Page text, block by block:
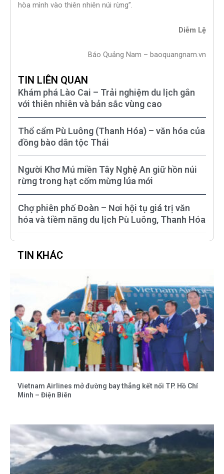
hòa mình vào thiên nhiên núi rừng”.
Diễm Lệ
Báo Quảng Nam – baoquangnam.vn
TIN LIÊN QUAN
Khám phá Lào Cai – Trải nghiệm du lịch gắn
với thiên nhiên và bản sắc vùng cao
Thổ cẩm Pù Luông (Thanh Hóa) – văn hóa của
đồng bào dân tộc Thái
Người Khơ Mú miền Tây Nghệ An giữ hồn núi
rừng trong hạt cốm mừng lúa mới
Chợ phiên phố Đoàn – Nơi hội tụ giá trị văn
hóa và tiềm năng du lịch Pù Luông, Thanh Hóa
TIN KHÁC
Vietnam Airlines mở đường bay thẳng kết nối TP. Hồ Chí
Minh – Điện Biên